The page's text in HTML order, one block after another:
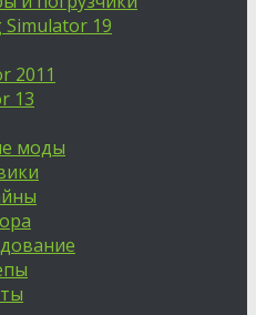
Simulator 19
2011
13
моды